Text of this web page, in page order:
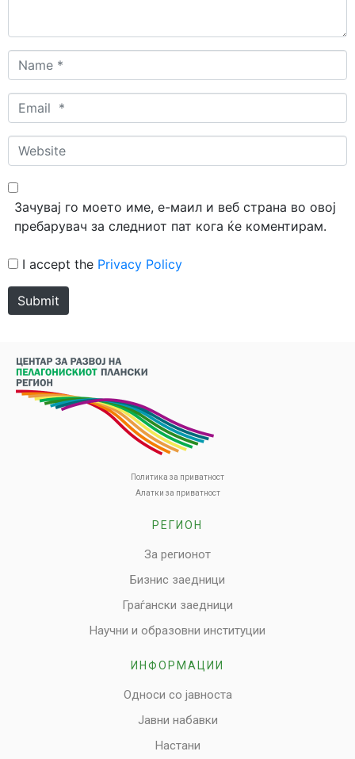
Name
*
Email
*
Website
Зачувај го моето име, е-маил и веб страна во овој
пребарувач за следниот пат кога ќе коментирам.
I accept the Privacy Policy
Submit
Политика за приватност
Алатки за приватност
РЕГИОН
За регионот
Бизнис заедници
Граѓански заедници
Научни и образовни институции
ИНФОРМАЦИИ
Односи со јавноста
Јавни набавки
Настани